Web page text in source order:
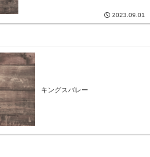
2023.09.01
キングスバレー